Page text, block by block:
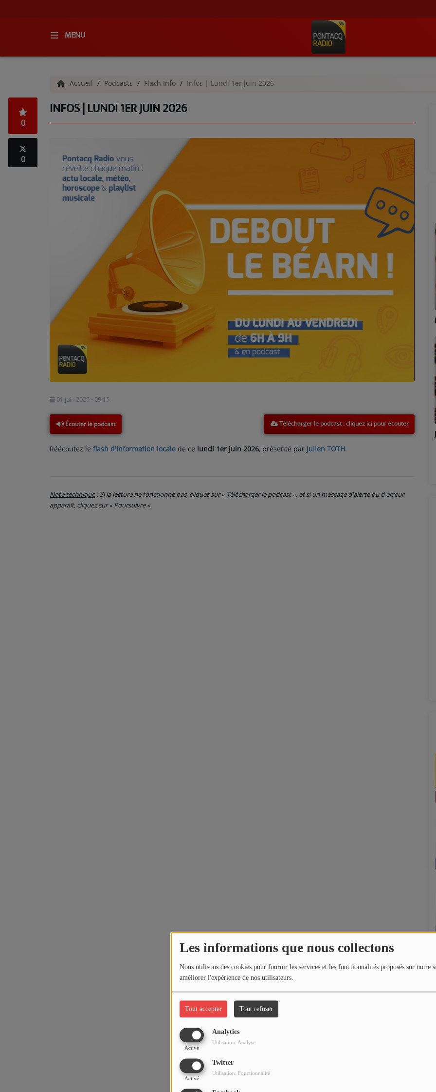
Les informations que nous collectons
Nous utilisons des cookies pour fournir les services et les fonctionnalités proposés sur notre
améliorer l'expérience de nos utilisateurs.
Tout accepter Tout refuser
Analytics
Activé
Utilisation: Analyse
Twitter
Activé
Utilisation: Fonctionnalité
MENU
QUI SOMMES-NOUS ?
GRILLE DES PROGRAMMES
C'ÉTAIT QUOI CE TITRE ?
VOS ÉMISSIONS EN IMAGES
ANNONCEURS & ESPACE PRO
VOTRE PUBLICITÉ SUR PONTACQ RADIO
LOCATION DE STUDIOS
ÉDUCATION AUX MÉDIAS ET À
L'INFORMATION
EN QUOI ÇA CONSISTE ?
ÉCOUTEZ LES PRODUCTIONS
RECRUTEMENT
Accueil Podcasts Flash Info Infos | Lundi 1er juin 2026
INFOS | LUNDI 1ER JUIN 2026
0
0
01 juin 2026 - 09:15
Écouter le podcast Télécharger le podcast
Réécoutez le flash d'information locale de ce lundi 1er juin 2026, présenté par Julien TOTH.
Note technique: Si la lecture ne fonctionne pas, cliquez sur « Télécharger le podcast », et si un message d'alerte ou d'erreur
apparaît, cliquez sur « Poursuivre ».
Adrien
Stéphanie Jean-Michel